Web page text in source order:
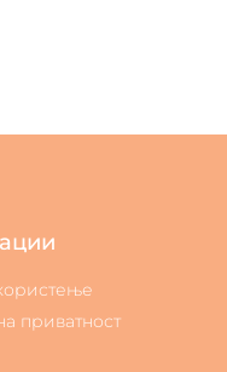
приватност